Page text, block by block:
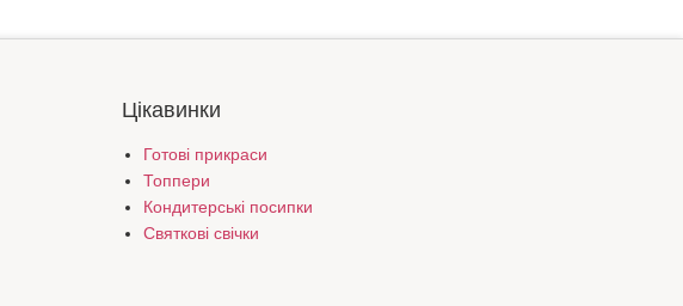
Цікавинки
Готові прикраси
Топпери
Кондитерські посипки
Святкові свічки